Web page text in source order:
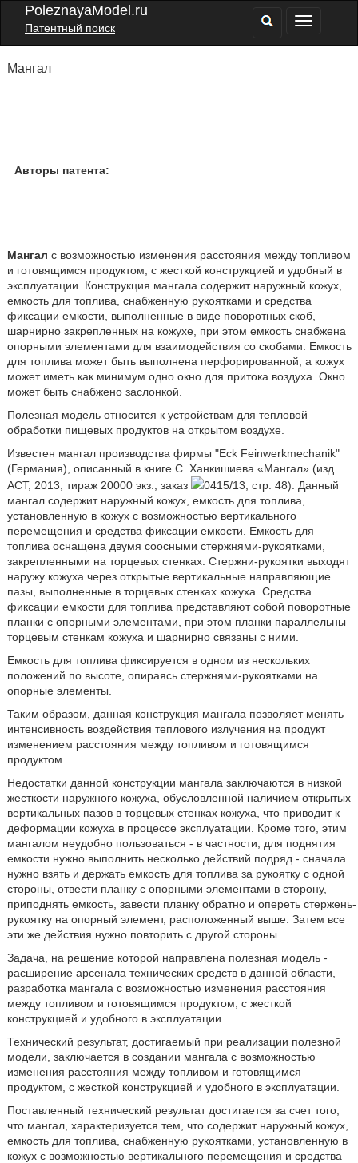
PoleznayaModel.ru
Патентный поиск
Мангал
Авторы патента:
Мангал с возможностью изменения расстояния между топливом
и готовящимся продуктом, с жесткой конструкцией и удобный в
эксплуатации. Конструкция мангала содержит наружный кожух,
емкость для топлива, снабженную рукоятками и средства
фиксации емкости, выполненные в виде поворотных скоб,
шарнирно закрепленных на кожухе, при этом емкость снабжена
опорными элементами для взаимодействия со скобами. Емкость
для топлива может быть выполнена перфорированной, а кожух
может иметь как минимум одно окно для притока воздуха. Окно
может быть снабжено заслонкой.
Полезная модель относится к устройствам для тепловой
обработки пищевых продуктов на открытом воздухе.
Известен мангал производства фирмы "Eck Feinwerkmechanik"
(Германия), описанный в книге С. Ханкишиева «Мангал» (изд.
ACT, 2013, тираж 20000 экз., заказ
0415/13, стр. 48). Данный
мангал содержит наружный кожух, емкость для топлива,
установленную в кожух с возможностью вертикального
перемещения и средства фиксации емкости. Емкость для
топлива оснащена двумя соосными стержнями-рукоятками,
закрепленными на торцевых стенках. Стержни-рукоятки выходят
наружу кожуха через открытые вертикальные направляющие
пазы, выполненные в торцевых стенках кожуха. Средства
фиксации емкости для топлива представляют собой поворотные
планки с опорными элементами, при этом планки параллельны
торцевым стенкам кожуха и шарнирно связаны с ними.
Емкость для топлива фиксируется в одном из нескольких
положений по высоте, опираясь стержнями-рукоятками на
опорные элементы.
Таким образом, данная конструкция мангала позволяет менять
интенсивность воздействия теплового излучения на продукт
изменением расстояния между топливом и готовящимся
продуктом.
Недостатки данной конструкции мангала заключаются в низкой
жесткости наружного кожуха, обусловленной наличием открытых
вертикальных пазов в торцевых стенках кожуха, что приводит к
деформации кожуха в процессе эксплуатации. Кроме того, этим
мангалом неудобно пользоваться - в частности, для поднятия
емкости нужно выполнить несколько действий подряд - сначала
нужно взять и держать емкость для топлива за рукоятку с одной
стороны, отвести планку с опорными элементами в сторону,
приподнять емкость, завести планку обратно и опереть стержень-
рукоятку на опорный элемент, расположенный выше. Затем все
эти же действия нужно повторить с другой стороны.
Задача, на решение которой направлена полезная модель -
расширение арсенала технических средств в данной области,
разработка мангала с возможностью изменения расстояния
между топливом и готовящимся продуктом, с жесткой
конструкцией и удобного в эксплуатации.
Технический результат, достигаемый при реализации полезной
модели, заключается в создании мангала с возможностью
изменения расстояния между топливом и готовящимся
продуктом, с жесткой конструкцией и удобного в эксплуатации.
Поставленный технический результат достигается за счет того,
что мангал, характеризуется тем, что содержит наружный кожух,
емкость для топлива, снабженную рукоятками, установленную в
кожух с возможностью вертикального перемещения и средства